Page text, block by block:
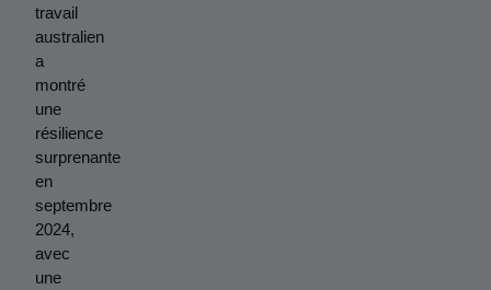
travail
australien
a
montré
une
résilience
surprenante
en
septembre
2024,
avec
une